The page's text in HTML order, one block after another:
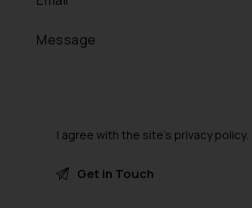
I agree with the site’s privacy policy